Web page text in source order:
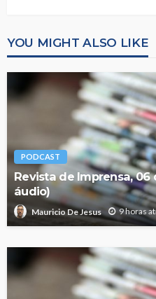
YOU MIGHT ALSO LIKE
PODCAST
Revista de Imprensa,
áudio)
Mauricio De Jesus 9 horas